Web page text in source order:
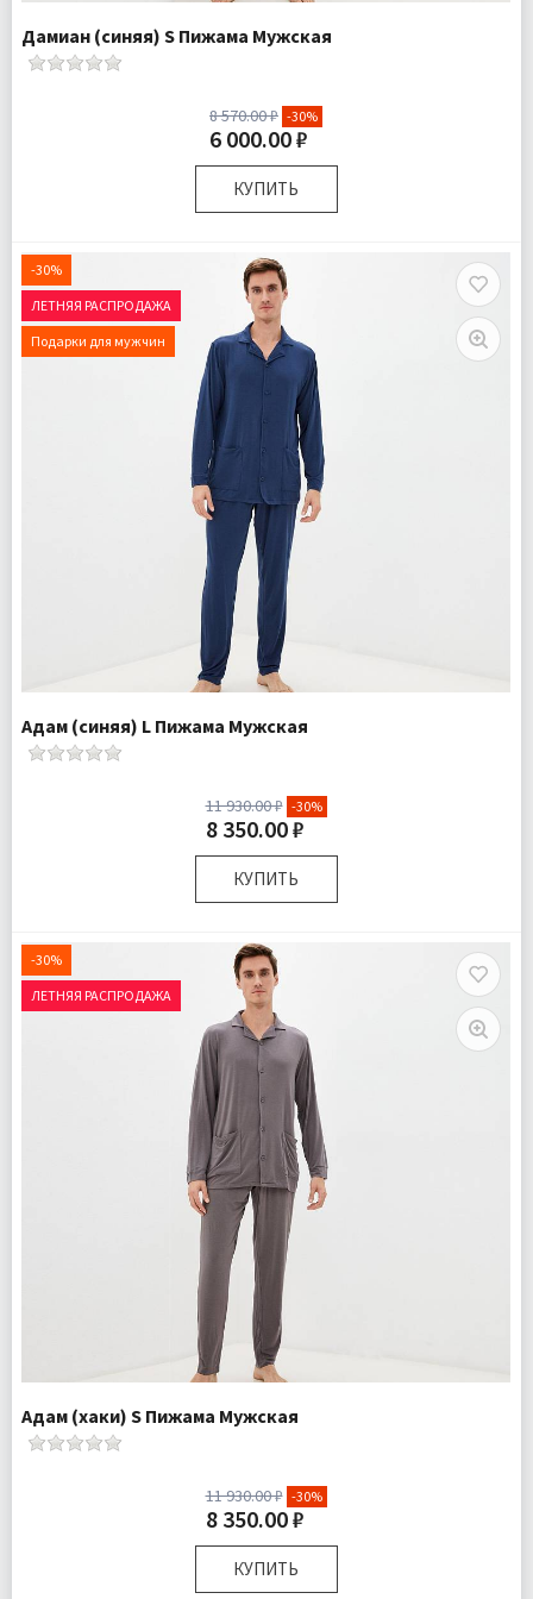
Дамиан (синяя) S Пижама Мужская
8 570.00 ₽ -30%
6 000.00 ₽
КУПИТЬ
Ткань:
Трикотаж
Доставка:
Бесплатно
-30%
ЛЕТНЯЯ РАСПРОДАЖА
Подарки для мужчин
Адам (синяя) L Пижама Мужская
11 930.00 ₽ -30%
8 350.00 ₽
КУПИТЬ
Ткань:
Трикотаж
Доставка:
Бесплатно
-30%
ЛЕТНЯЯ РАСПРОДАЖА
Адам (хаки) S Пижама Мужская
11 930.00 ₽ -30%
8 350.00 ₽
КУПИТЬ